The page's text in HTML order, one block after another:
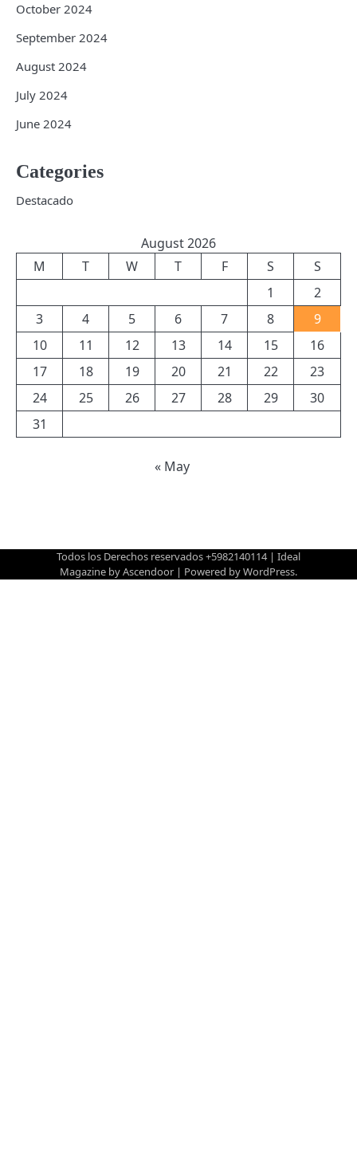
October 2024
September 2024
August 2024
July 2024
June 2024
Categories
Destacado
August 2026
M
T W T F S
S
1
2
3
4 5 6 7 8
9
10
11 12 13 14 15
16
17
18 19 20 21 22
23
24
25 26 27 28 29
30
31
« May
Todos los Derechos reservados +5982140114 | Ideal
Magazine byAscendoor | Powered byWordPress.